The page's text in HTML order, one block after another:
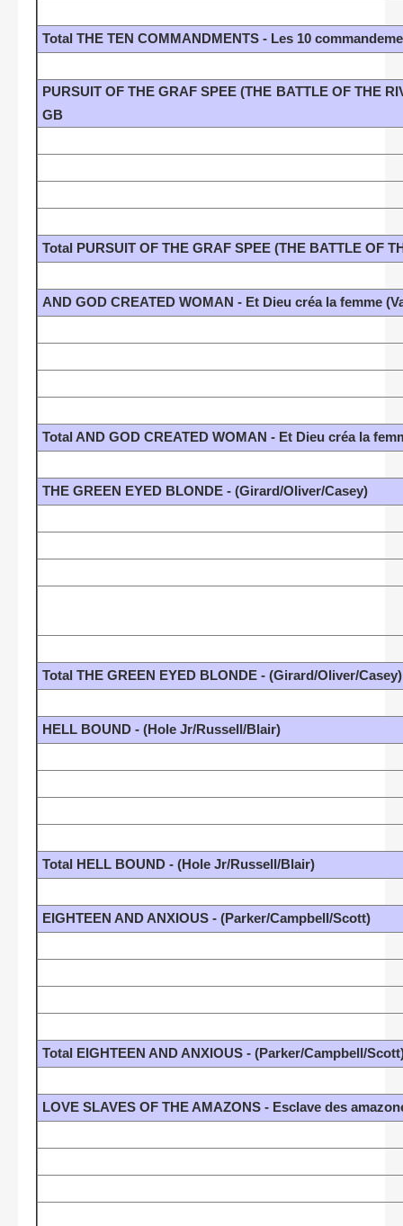
Total THE TEN COMMANDMENTS - Les 10
PURSUIT OF THE GRAF SPEE (THE BATTLE OF THE
GB
Total PURSUIT OF THE GRAF SPEE (THE BATTLE OF
AND GOD CREATED WOMAN - Et Dieu créa la femme
Total AND GOD CREATED WOMAN - Et Dieu créa la
THE GREEN EYED BLONDE - (Girard/Oliver/Casey)
Total THE GREEN EYED BLONDE - (Girard/Oliver/Casey)
HELL BOUND - (Hole Jr/Russell/Blair)
Total HELL BOUND - (Hole Jr/Russell/Blair)
EIGHTEEN AND ANXIOUS - (Parker/Campbell/Scott)
Total EIGHTEEN AND ANXIOUS - (Parker/Campbell/
LOVE SLAVES OF THE AMAZONS - Esclave des